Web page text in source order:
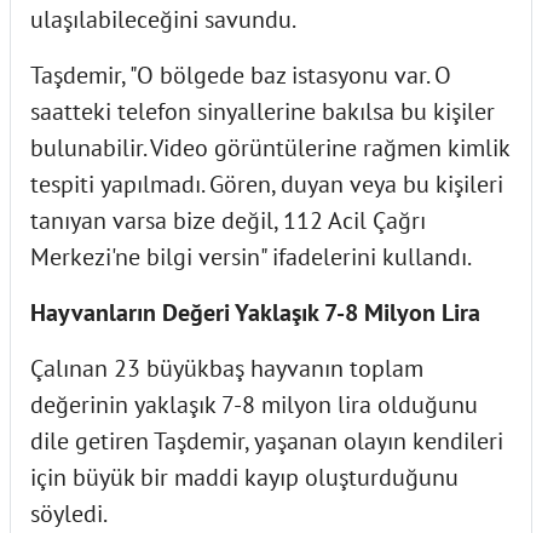
ulaşılabileceğini savundu.
Taşdemir, "O bölgede baz istasyonu var. O
saatteki telefon sinyallerine bakılsa bu kişiler
bulunabilir. Video görüntülerine rağmen kimlik
tespiti yapılmadı. Gören, duyan veya bu kişileri
tanıyan varsa bize değil, 112 Acil Çağrı
Merkezi'ne bilgi versin" ifadelerini kullandı.
Hayvanların Değeri Yaklaşık 7-8 Milyon Lira
Çalınan 23 büyükbaş hayvanın toplam
değerinin yaklaşık 7-8 milyon lira olduğunu
dile getiren Taşdemir, yaşanan olayın kendileri
için büyük bir maddi kayıp oluşturduğunu
söyledi.